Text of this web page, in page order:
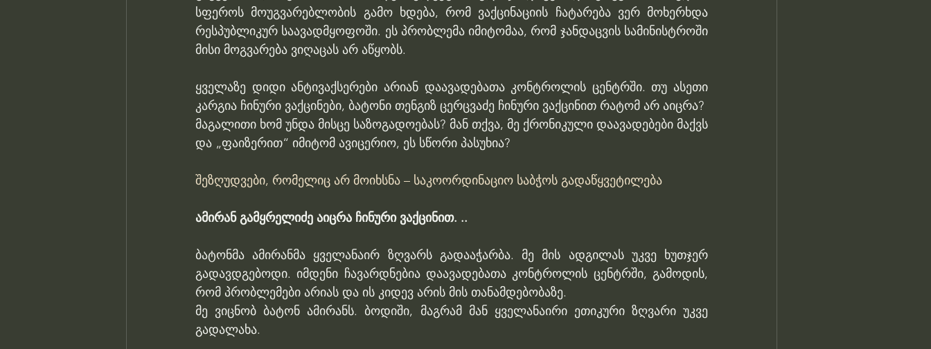
სფეროს მოუგვარებლობის გამო ხდება, რომ ვაქცინაციის ჩატარება ვერ მოხერხდა
რესპუბლიკურ საავადმყოფოში. ეს პრობლემა იმიტომაა, რომ ჯანდაცვის სამინისტროში
მისი მოგვარება ვიღაცას არ აწყობს.
ყველაზე დიდი ანტივაქსერები არიან დაავადებათა კონტროლის ცენტრში. თუ ასეთი
კარგია ჩინური ვაქცინები, ბატონი თენგიზ ცერცვაძე ჩინური ვაქცინით რატომ არ აიცრა?
მაგალითი ხომ უნდა მისცე საზოგადოებას? მან თქვა, მე ქრონიკული დაავადებები მაქვს
და „ფაიზერით“ იმიტომ ავიცერიო, ეს სწორი პასუხია?
შეზღუდვები, რომელიც არ მოიხსნა – საკოორდინაციო საბჭოს გადაწყვეტილება
ამირან გამყრელიძე აიცრა ჩინური ვაქცინით. ..
ბატონმა ამირანმა ყველანაირ ზღვარს გადააჭარბა. მე მის ადგილას უკვე ხუთჯერ
გადავდგებოდი. იმდენი ჩავარდნებია დაავადებათა კონტროლის ცენტრში, გამოდის,
რომ პრობლემები არიას და ის კიდევ არის მის თანამდებობაზე.
მე ვიცნობ ბატონ ამირანს. ბოდიში, მაგრამ მან ყველანაირი ეთიკური ზღვარი უკვე
გადალახა.